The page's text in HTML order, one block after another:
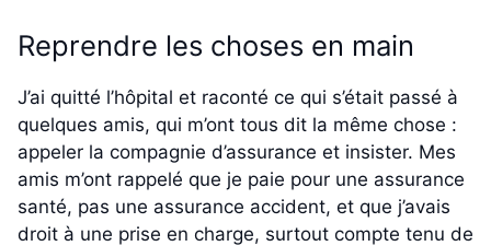
Reprendre les choses en main
J’ai quitté l’hôpital et raconté ce qui s’était passé à
quelques amis, qui m’ont tous dit la même chose :
appeler la compagnie d’assurance et insister. Mes
amis m’ont rappelé que je paie pour une assurance
santé, pas une assurance accident, et que j’avais
droit à une prise en charge, surtout compte tenu de